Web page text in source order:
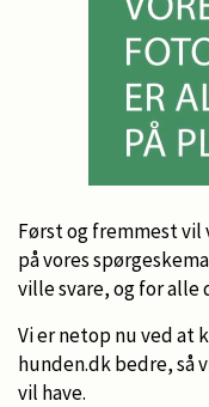
Først og fremmest vil
på vores
ville svare, og for alle
Vi er netop nu ved at
hunden.dk bedre, så
vil have.